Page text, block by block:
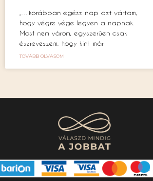
„…korábban egész nap azt vártam,
hogy végre vége legyen a napnak.
Most nem várom, egyszerűen csak
észreveszem, hogy kint már
TOVÁBB OLVASOM